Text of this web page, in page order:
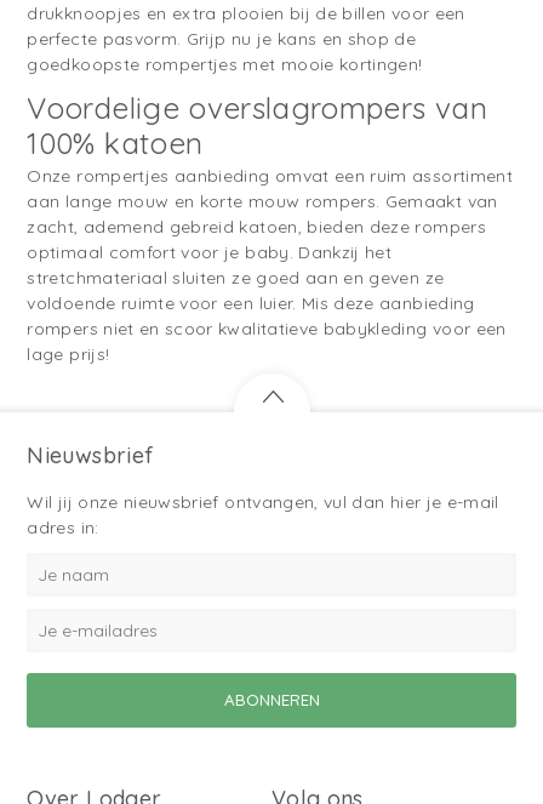
drukknoopjes en extra plooien bij de billen voor een
perfecte pasvorm. Grijp nu je kans en shop de
goedkoopste rompertjes met mooie kortingen!
Voordelige overslagrompers van
100% katoen
Onze rompertjes aanbieding omvat een ruim assortiment
aan lange mouw en korte mouw rompers. Gemaakt van
zacht, ademend gebreid katoen, bieden deze rompers
optimaal comfort voor je baby. Dankzij het
stretchmateriaal sluiten ze goed aan en geven ze
voldoende ruimte voor een luier. Mis deze aanbieding
rompers niet en scoor kwalitatieve babykleding voor een
lage prijs!
Nieuwsbrief
Wil jij onze nieuwsbrief ontvangen, vul dan hier je e-mail
adres in: